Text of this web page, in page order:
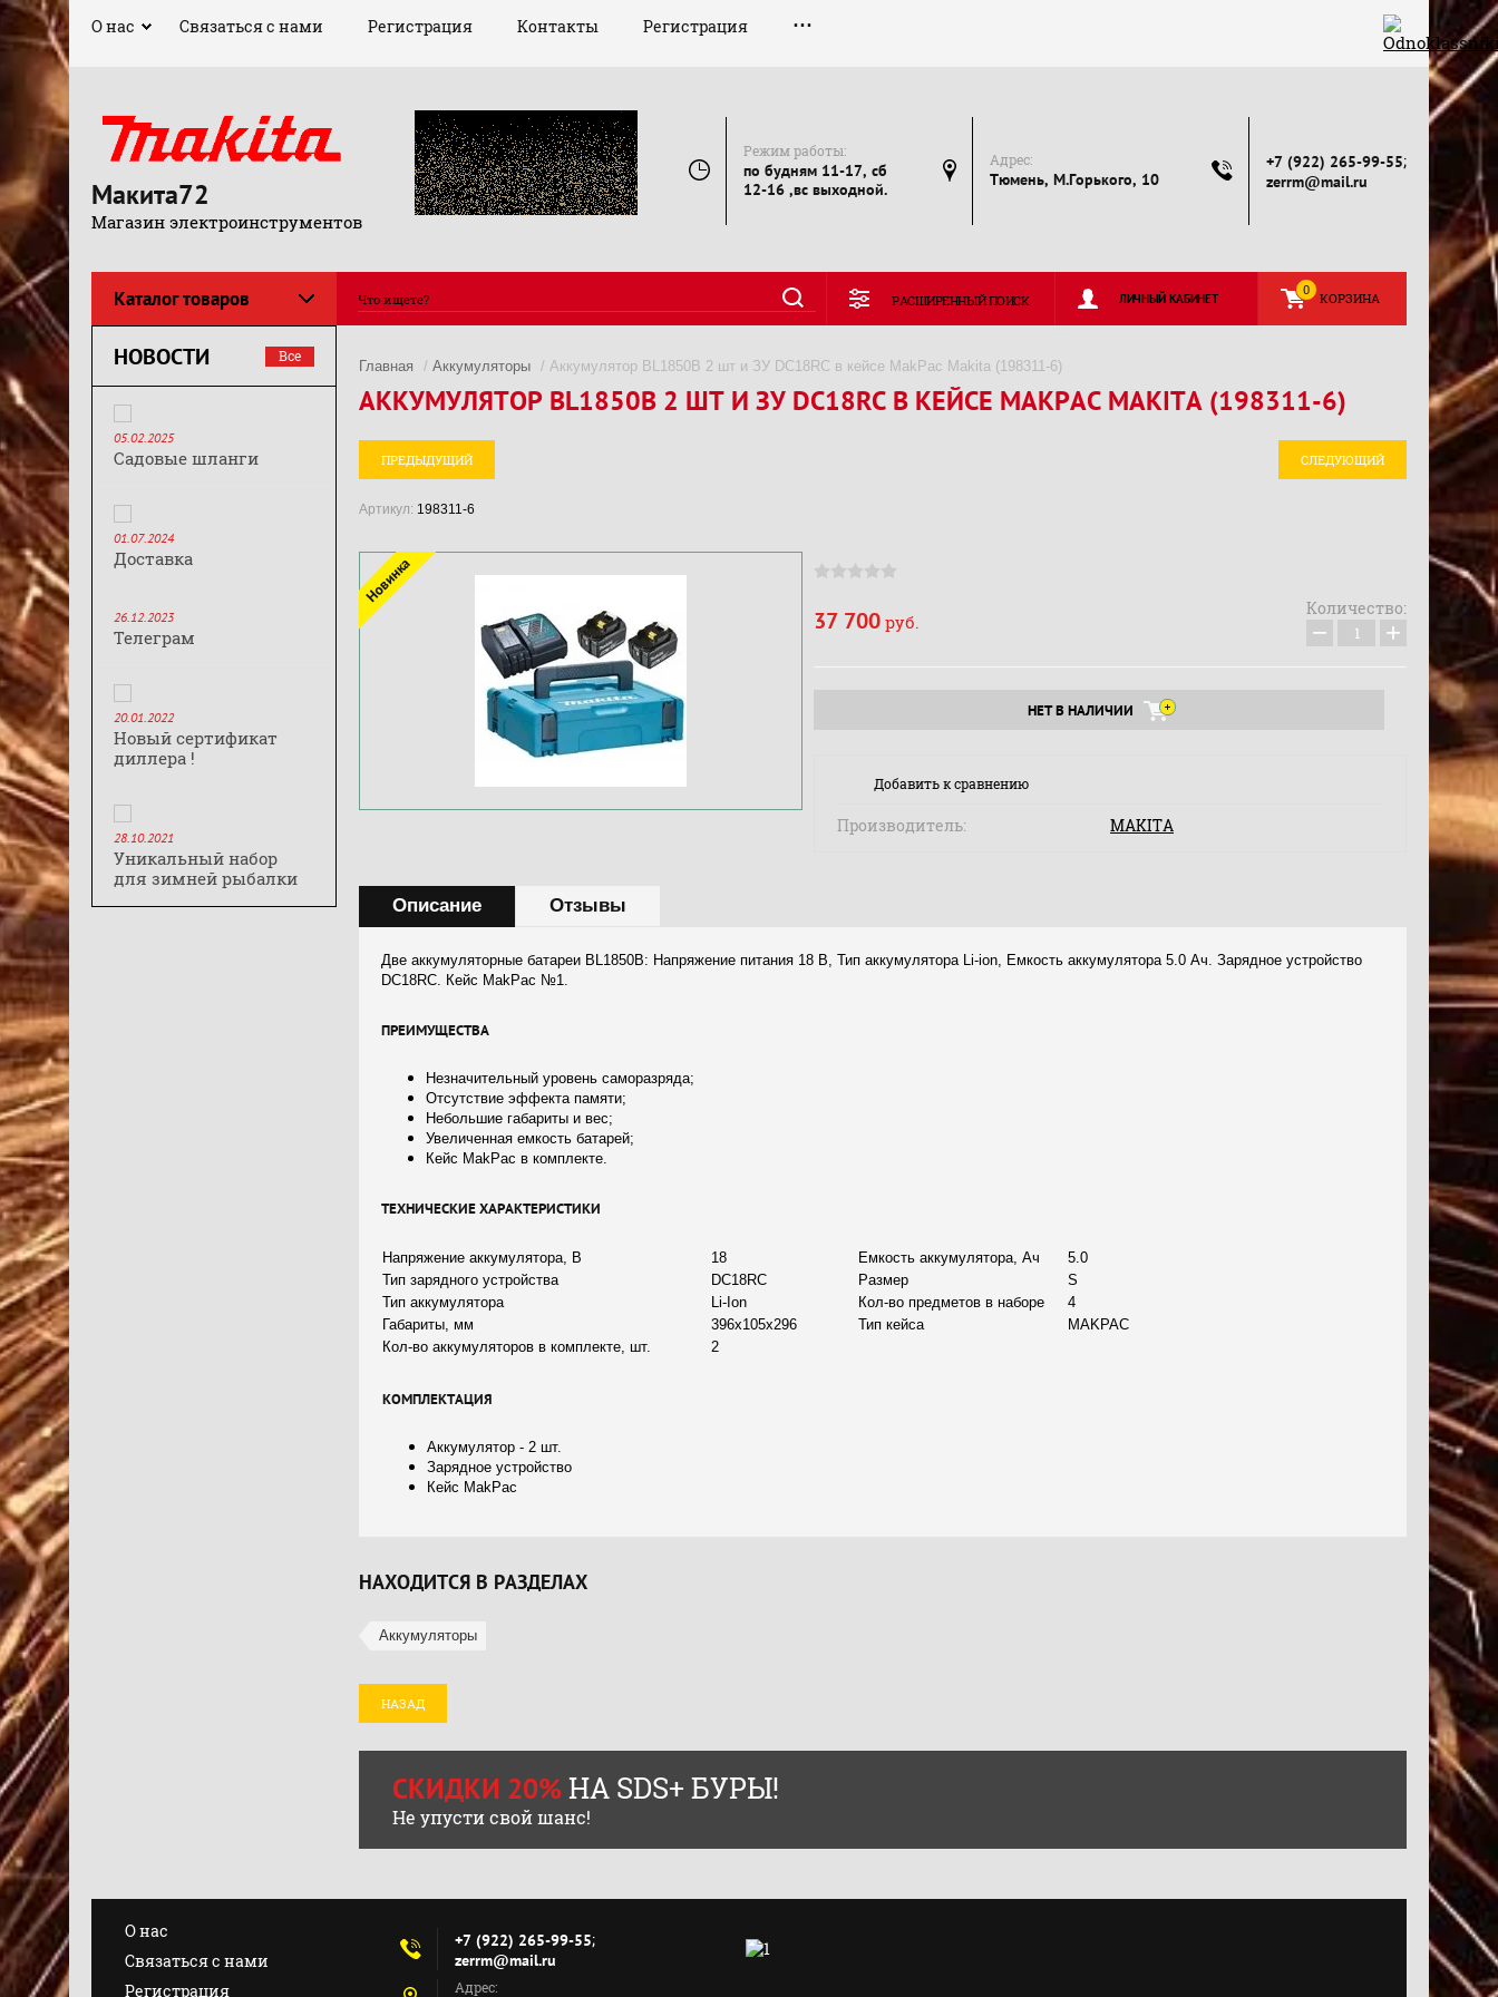
О нас Связаться с нами Регистрация Контакты Регистрация
Макита72
Магазин электроинструментов
Режим работы:
по будням 11-17, сб
12-16 ,вс выходной.
Адрес:
Тюмень, М.Горького, 10
+7 (922) 265-99-55;
zerrm@mail.ru
Каталог товаров КОРЗИНА
0
ЛИЧНЫЙ КАБИНЕТ
РАСШИРЕННЫЙ ПОИСК
НОВОСТИ Все
05.02.2025
Садовые шланги
01.07.2024
Доставка
26.12.2023
Телеграм
20.01.2022
Новый сертификат
диллера !
28.10.2021
Уникальный набор
для зимней рыбалки
Главная / Аккумуляторы / Аккумулятор BL1850B 2 шт и ЗУ DC18RC в кейсе MakPac Makita (198311-6)
АККУМУЛЯТОР BL1850B 2 ШТ И ЗУ DC18RC В КЕЙСЕ MAKPAC MAKITA (198311-6)
ПРЕДЫДУЩИЙ СЛЕДУЮЩИЙ
Артикул: 198311-6
Новинка
37 700 руб.
Количество:
− +
НЕТ В НАЛИЧИИ
Добавить к сравнению
Производитель: MAKITA
Описание Отзывы
Две аккумуляторные батареи BL1850B: Напряжение питания 18 В, Тип аккумулятора Li-ion, Емкость аккумулятора 5.0 Ач. Зарядное устройство
DC18RC. Кейс MakPac №1.
ПРЕИМУЩЕСТВА
Незначительный уровень саморазряда;
Отсутствие эффекта памяти;
Небольшие габариты и вес;
Увеличенная емкость батарей;
Кейс MakPac в комплекте.
ТЕХНИЧЕСКИЕ ХАРАКТЕРИСТИКИ
Напряжение аккумулятора, В 18 Емкость аккумулятора, Ач
5.0
Тип зарядного устройства
DC18RC Размер
S
Тип аккумулятора
Li-Ion Кол-во предметов в наборе
4
Габариты, мм
396х105х296 Тип кейса
MAKPAC
Кол-во аккумуляторов в комплекте, шт.
2
КОМПЛЕКТАЦИЯ
Аккумулятор - 2 шт.
Зарядное устройство
Кейс MakPac
НАХОДИТСЯ В РАЗДЕЛАХ
Аккумуляторы
НАЗАД
СКИДКИ 20%НА SDS+ БУРЫ!
Не упусти свой шанс!
О нас
Связаться с нами
Регистрация
+7 (922) 265-99-55;
zerrm@mail.ru
Адрес: